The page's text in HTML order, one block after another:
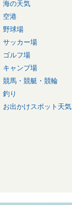
海の天気
空港
野球場
サッカー場
ゴルフ場
キャンプ場
競馬・競艇・競輪
釣り
お出かけスポット天気